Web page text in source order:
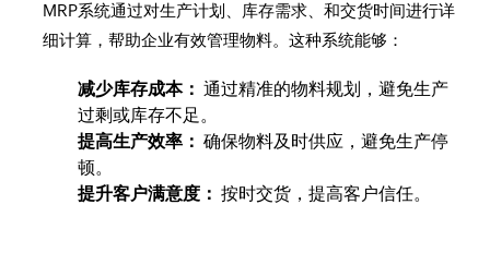
MRP系统通过对生产计划、库存需求、和交货时间进行详
细计算，帮助企业有效管理物料。这种系统能够：
减少库存成本： 通过精准的物料规划，避免生产
过剩或库存不足。
提高生产效率： 确保物料及时供应，避免生产停
顿。
提升客户满意度： 按时交货，提高客户信任。